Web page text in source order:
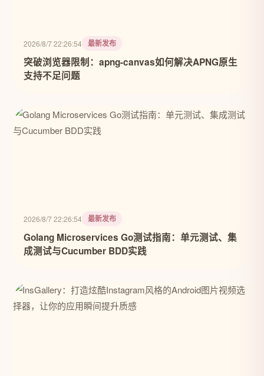
2026/8/7 22:26:54 最新发布
突破浏览器限制：apng-canvas如何解决APNG原生
支持不足问题
2026/8/7 22:26:54 最新发布
Golang Microservices Go测试指南：单元测试、集
成测试与Cucumber BDD实践